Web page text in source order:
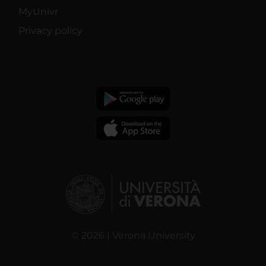
MyUnivr
Privacy policy
© 2026 | Verona University